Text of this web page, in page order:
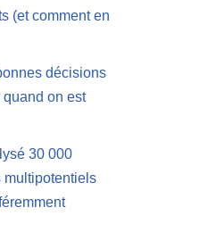
(et comment en
décisions
on est
30 000
multipotentiels